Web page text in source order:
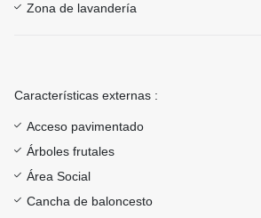
Zona de lavandería
Características externas :
Acceso pavimentado
Árboles frutales
Área Social
Cancha de baloncesto